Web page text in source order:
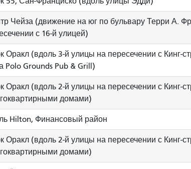
Чейза (движение на юг по бульвару Терри А.
с 16-й улицей)
Оракл (вдоль 3-й улицы на пересечении с Кинг-
Polo Grounds Pub & Grill)
Оракл (вдоль 2-й улицы на пересечении с Кинг-
домами)
Hilton, Финансовый район
Оракл (вдоль 2-й улицы на пересечении с Кинг-
домами)